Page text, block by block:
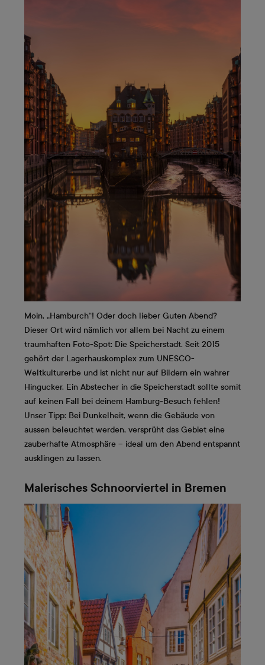
Moin, „Hamburch“! Oder doch lieber Guten Abend?
Dieser Ort wird nämlich vor allem bei Nacht zu einem
traumhaften Foto-Spot: Die Speicherstadt. Seit 2015
gehört der Lagerhauskomplex zum UNESCO-
Weltkulturerbe und ist nicht nur auf Bildern ein wahrer
Hingucker. Ein Abstecher in die Speicherstadt sollte somit
auf keinen Fall bei deinem Hamburg-Besuch fehlen!
Unser Tipp: Bei Dunkelheit, wenn die Gebäude von
aussen beleuchtet werden, versprüht das Gebiet eine
zauberhafte Atmosphäre – ideal um den Abend entspannt
ausklingen zu lassen.
Malerisches Schnoorviertel in Bremen